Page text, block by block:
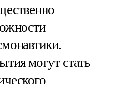
могут стать